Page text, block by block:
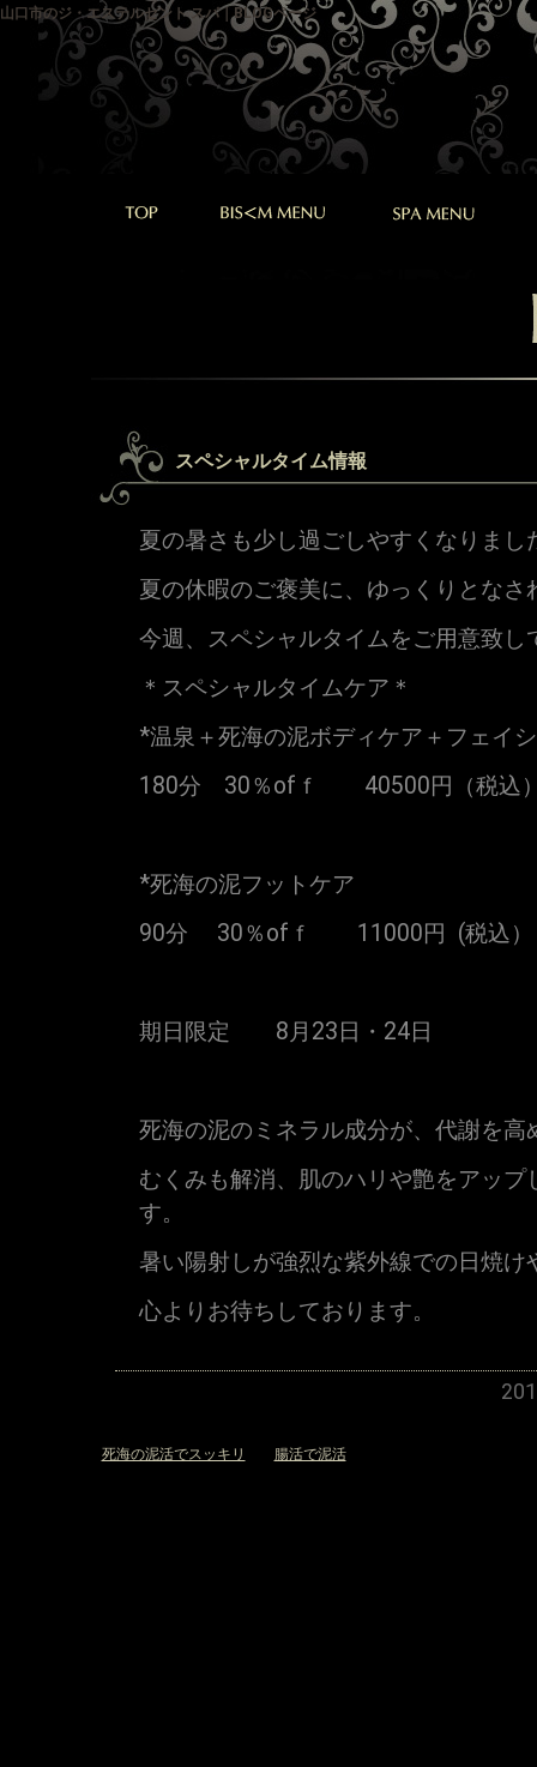
山口市のジ・エステルセント スパ｜BLOGページ
スペシャルタイム情報
夏の暑さも少し過ごしやすくなりまし
夏の休暇のご褒美に、ゆっくりとな
今週、スペシャルタイムをご用意致し
＊スペシャルタイムケア＊
*温泉＋死海の泥ボディケア＋フェイ
180分 30％ofｆ 40500円（税込
*死海の泥フットケア
90分 30％ofｆ 11000円 (税込
期日限定 8月23日・24日
死海の泥のミネラル成分が、代謝を
むくみも解消、肌のハリや艶をアッ
す。
暑い陽射しが強烈な紫外線での日焼け
心よりお待ちしております。
死海の泥活でスッキリ 腸活で泥活»